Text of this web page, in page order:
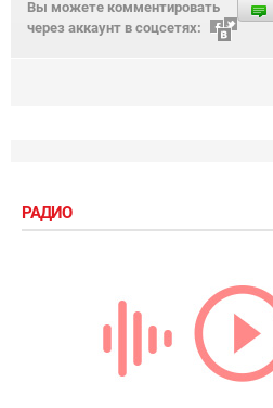
Вы можете комментировать
через аккаунт в соцсетях:
РАДИО